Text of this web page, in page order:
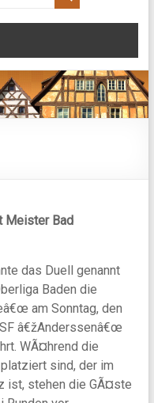
Meister Bad
das Duell genannt
Baden die
am Sonntag, den
â€žAnderssenâ€œ
WÃ¤hrend die
sind, der im
ist, stehen die GÃ¤ste